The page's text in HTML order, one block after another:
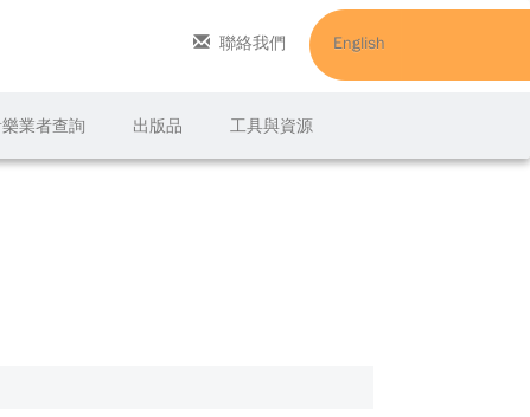
樂業者查詢 出版品 工具與資源
聯絡我們 English